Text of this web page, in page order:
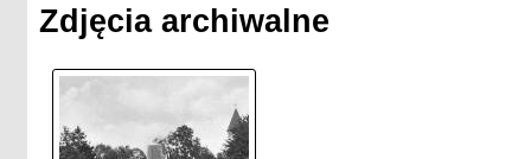
Zdjęcia archiwalne